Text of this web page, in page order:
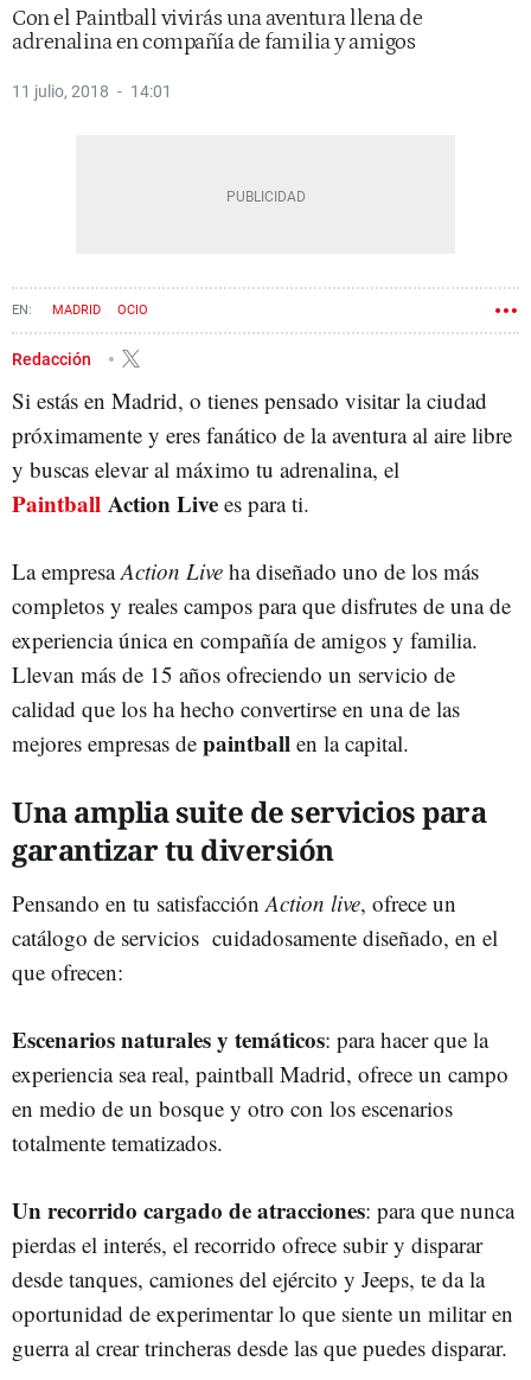
Con el Paintball vivirás una aventura llena de
adrenalina en compañía de familia y amigos
11 julio, 2018 14:01
MADRID OCIO
Redacción
Si estás en Madrid, o tienes pensado visitar la ciudad
próximamente y eres fanático de la aventura al aire libre
y buscas elevar al máximo tu adrenalina, el
Paintball Action Live es para ti.
La empresaAction Live ha diseñado uno de los más
completos y reales campos para que disfrutes de una de
experiencia única en compañía de amigos y familia.
Llevan más de 15 años ofreciendo un servicio de
calidad que los ha hecho convertirse en una de las
mejores empresas de paintball en la capital.
Una amplia suite de servicios para
garantizar tu diversión
Pensando en tu satisfacciónAction live, ofrece un
catálogo de servicios cuidadosamente diseñado, en el
que ofrecen:
Escenarios naturales y temáticos: para hacer que la
experiencia sea real, paintball Madrid, ofrece un campo
en medio de un bosque y otro con los escenarios
totalmente tematizados.
Un recorrido cargado de atracciones: para que nunca
pierdas el interés, el recorrido ofrece subir y disparar
desde tanques, camiones del ejército y Jeeps, te da la
oportunidad de experimentar lo que siente un militar en
guerra al crear trincheras desde las que puedes disparar.